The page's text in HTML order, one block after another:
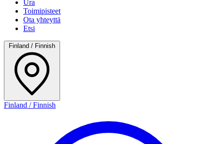
Ura
Toimipisteet
Ota yhteyttä
Etsi
Finland / Finnish
Finland / Finnish